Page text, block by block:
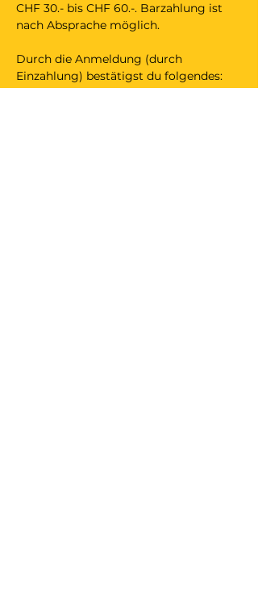
CHF 30.- bis CHF 60.-. Barzahlung ist
nach Absprache möglich.
Durch die Anmeldung (durch
Einzahlung) bestätigst du folgendes:
_ Haft- und Unfallversicherung sind